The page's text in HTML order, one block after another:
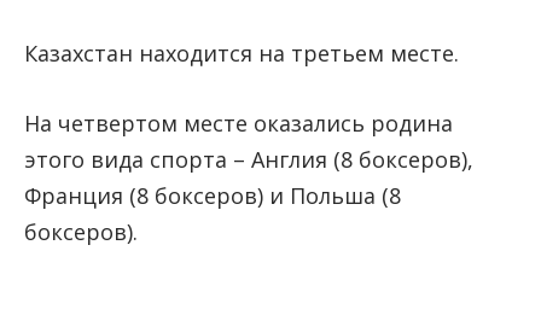
Казахстан находится на третьем месте.
На четвертом месте оказались родина
этого вида спорта – Англия (8 боксеров),
Франция (8 боксеров) и Польша (8
боксеров).